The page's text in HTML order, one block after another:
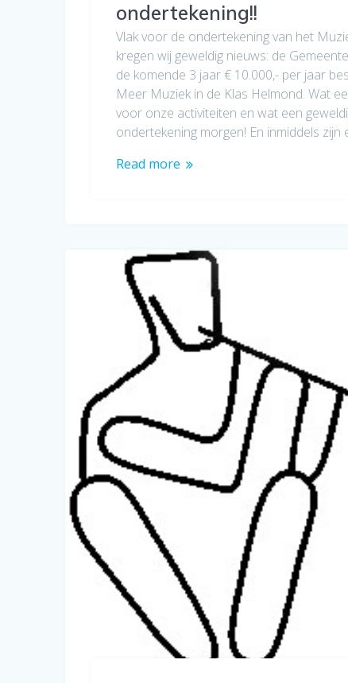
ondertekening!!
Vlak voor de ondertekening van het
kregen wij geweldig nieuws: de
de komende 3 jaar € 10.000,- per jaar
Meer Muziek in de Klas Helmond. Wat
voor onze activiteiten en wat een
ondertekening morgen! En inmiddels zijn
Read more